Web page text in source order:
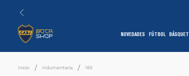
NOVEDADES FÚTBOL BÁSQUET
Indumentaria 185